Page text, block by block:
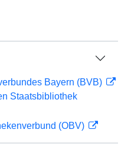
Bayern (BVB)
Staatsbibliothek
(OBV)